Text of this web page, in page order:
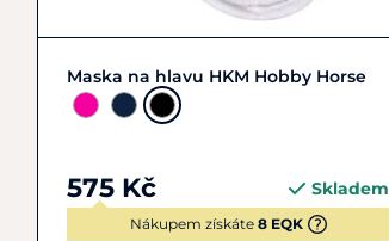
Zobrazit detail
Maska na hlavu HKM Hobby Horse
575 Kč Skladem
Nákupem získáte 8 EQK